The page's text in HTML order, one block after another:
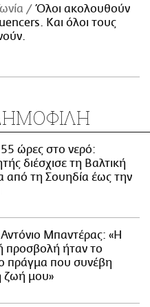
Όλοι ακολουθούν
Και όλοι τους
ώρες στο νερό:
διέσχισε τη Βαλτική
από τη Σουηδία έως την
Μπαντέρας: «Η
προσβολή ήταν το
πράγμα που συνέβη
ζωή μου»